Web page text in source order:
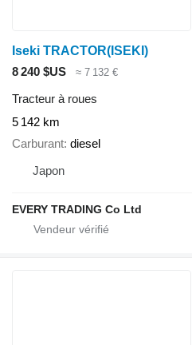
Iseki TRACTOR(ISEKI)
8 240 $US
≈ 7 132 €
Tracteur à roues
5 142 km
Carburant diesel
Japon
EVERY TRADING Co Ltd